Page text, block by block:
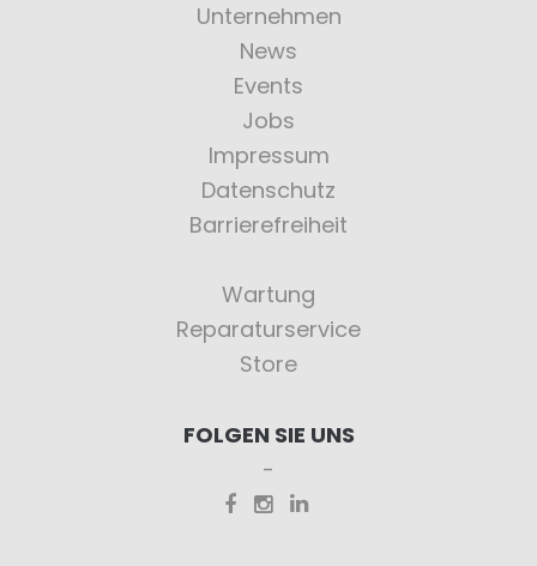
Unternehmen
News
Events
Jobs
Impressum
Datenschutz
Barrierefreiheit
Wartung
Reparaturservice
Store
FOLGEN SIE UNS